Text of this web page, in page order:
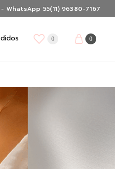
WhatsApp 55(11) 96380-7167
0 0